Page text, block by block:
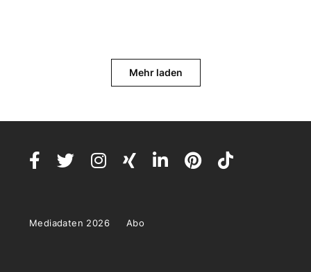
Mehr laden
Mediadaten 2026 Abo